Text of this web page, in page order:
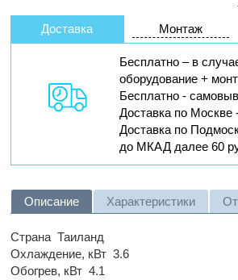
Доставка Монтаж
Бесплатно – в
оборудование +
Бесплатно -
Доставка по Москве
Доставка по
до МКАД далее 60
Описание Характеристики
Страна Таиланд
Охлаждение, кВт 3.6
Обогрев, кВт 4.1